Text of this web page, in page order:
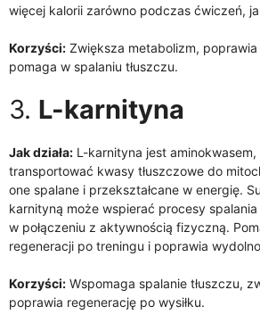
więcej kalorii zarówno podczas ćwiczeń,
Korzyści: Zwiększa metabolizm, poprawia
pomaga w spalaniu tłuszczu.
3. L-karnityna
Jak działa: L-karnityna jest
transportować kwasy tłuszczowe do
one spalane i przekształcane w energię.
karnityną może wspierać procesy spalania
w połączeniu z aktywnością fizyczną.
regeneracji po treningu i poprawia
Korzyści: Wspomaga spalanie tłuszczu,
poprawia regenerację po wysiłku.